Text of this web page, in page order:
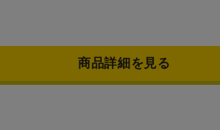
商品詳細を見る